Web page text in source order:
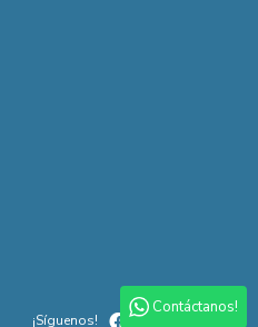
¡Síguenos!
Contáctanos!